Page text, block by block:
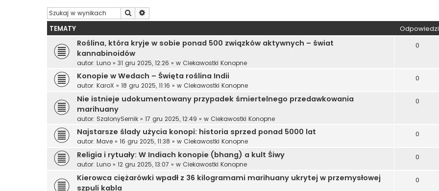
Szukaj
TEMATY Odpowiedzi
Roślina, która kryje w sobie ponad 500 związków aktywnych – świat
kannabinoidów
autor: Luno » 31 gru 2025, 12:26 » w Ciekawostki Konopne
0
Konopie w Wedach – Święta roślina Indii
autor: KaroX » 18 gru 2025, 11:16 » w Ciekawostki Konopne
0
Nie istnieje udokumentowany przypadek śmiertelnego przedawkowania
marihuany
autor: SzalonySernik » 17 gru 2025, 12:49 » w Ciekawostki Konopne
0
Najstarsze ślady użycia konopi: historia sprzed ponad 5000 lat
autor: Mave » 16 gru 2025, 11:38 » w Ciekawostki Konopne
0
Religia i rytuały: W Indiach konopie (bhang) a kult Śiwy
autor: Luno » 12 gru 2025, 13:07 » w Ciekawostki Konopne
0
Kierowca ciężarówki wpadł z 36 kilogramami marihuany ukrytej w przemysłowej
szpuli kabla
0